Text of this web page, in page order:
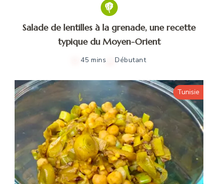
Salade de lentilles à la grenade, une recette
typique du Moyen-Orient
45 mins Débutant
Tunisie